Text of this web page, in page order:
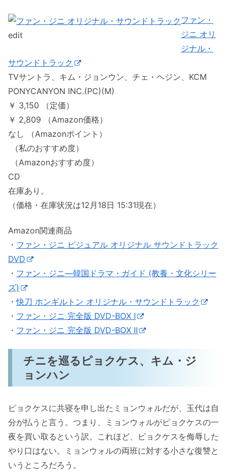
edit
ファン・
ジニ オリ
ジナル・
サウンドトラック
TVサントラ、キム・ジョンウン、チェ・ヘジン、KCM
PONYCANYON INC.(PC)(M)
￥ 3,150 （定価）
￥ 2,809 （Amazon価格）
なし （Amazonポイント）
（私のおすすめ度）
（Amazonおすすめ度）
CD
在庫あり。
（価格・在庫状況は12月18日 15:31現在）
Amazon関連商品
・ ファン・ジニ ビジュアル オリジナル サウンドトラック
DVD
・ ファン・ジニ―韓国ドラマ・ガイド (教養・文化シリー
ズ)
・快刀 ホンギルトン オリジナル・サウンドトラック
・ ファン・ジニ 完全版 DVD-BOX I
・ ファン・ジニ 完全版 DVD-BOX II
チニを巡るピョクケス、キム・ジ
ョンハン
ピョクケスに共寝を申し出たミョンウォルだが、玉代は自
分が払うと言う。つまり、ミョンウォルがピョクケスの一
夜を買い取るという訳。これほど、ピョクケスを侮辱した
やり口はない。ミョンウォルの両班に対する小さな復讐と
いうところだろう。